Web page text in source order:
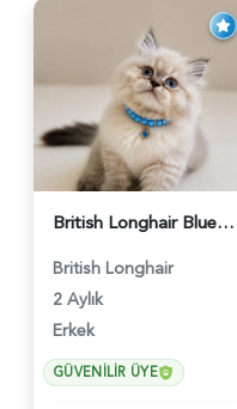
British Longhair Blue Point Erkek Pofuduk Yavrumuz - 6348
British Longhair
2 Aylık
Erkek
GÜVENILIR ÜYE